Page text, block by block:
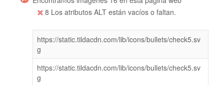
8 Los atributos ALT están vacíos o faltan.
https://static.tildacdn.com/lib/icons/bullets/check5.sv
g
https://static.tildacdn.com/lib/icons/bullets/check5.sv
g